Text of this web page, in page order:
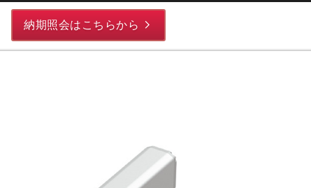
納期照会はこちらから